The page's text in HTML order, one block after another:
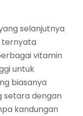
selanjutnya
ternyata
vitamin
untuk
biasanya
setara dengan
kandungan